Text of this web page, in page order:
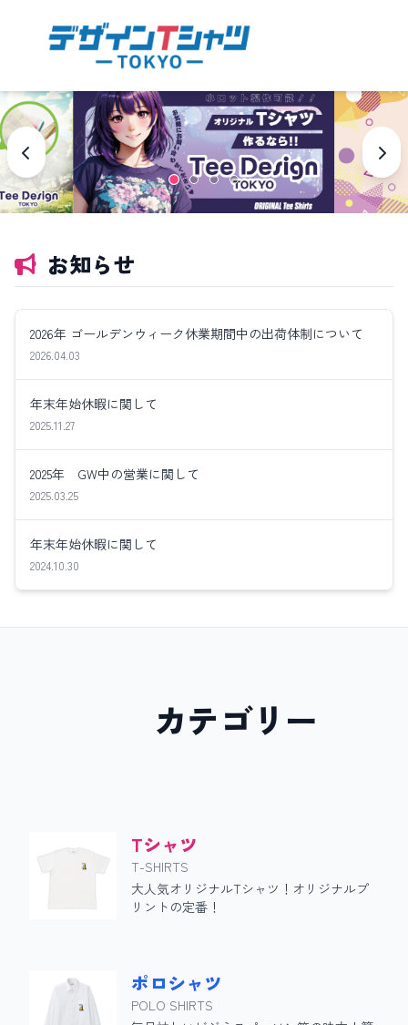
お知らせ
2026年 ゴールデンウィーク休業期間中の出荷体制について
2026.04.03
年末年始休暇に関して
2025.11.27
2025年 GW中の営業に関して
2025.03.25
年末年始休暇に関して
2024.10.30
カテゴリー
Tシャツ
T-SHIRTS
大人気オリジナルTシャツ！オリジナルプ
リントの定番！
ポロシャツ
POLO SHIRTS